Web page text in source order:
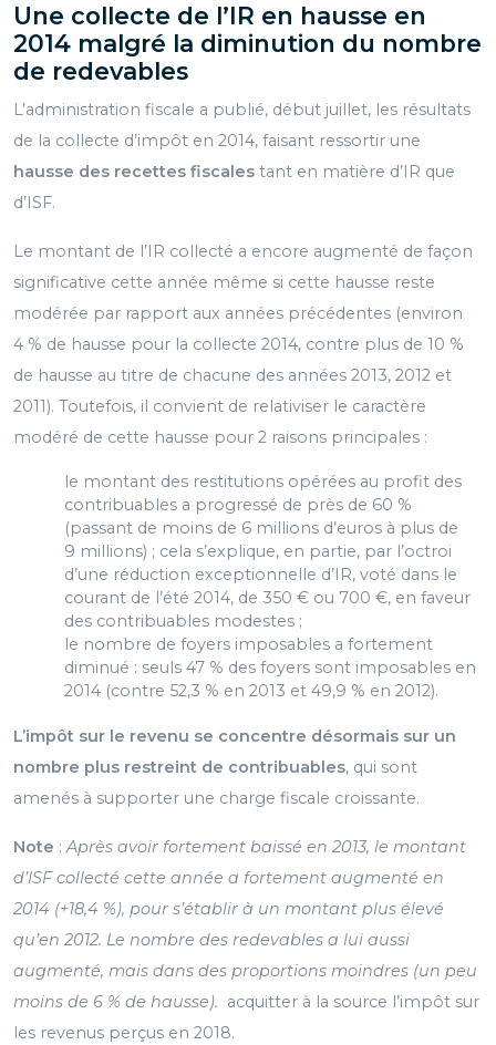
Une collecte de l’IR en hausse en
2014 malgré la diminution du nombre
de redevables
L’administration fiscale a publié, début juillet, les résultats
de la collecte d’impôt en 2014, faisant ressortir une
hausse des recettes fiscales tant en matière d’IR que
d’ISF.
Le montant de l’IR collecté a encore augmenté de façon
significative cette année même si cette hausse reste
modérée par rapport aux années précédentes (environ
4 % de hausse pour la collecte 2014, contre plus de 10 %
de hausse au titre de chacune des années 2013, 2012 et
2011). Toutefois, il convient de relativiser le caractère
modéré de cette hausse pour 2 raisons principales :
le montant des restitutions opérées au profit des
contribuables a progressé de près de 60 %
(passant de moins de 6 millions d’euros à plus de
9 millions) ; cela s’explique, en partie, par l’octroi
d’une réduction exceptionnelle d’IR, voté dans le
courant de l’été 2014, de 350 € ou 700 €, en faveur
des contribuables modestes ;
le nombre de foyers imposables a fortement
diminué : seuls 47 % des foyers sont imposables en
2014 (contre 52,3 % en 2013 et 49,9 % en 2012).
L’impôt sur le revenu se concentre désormais sur un
nombre plus restreint de contribuables, qui sont
amenés à supporter une charge fiscale croissante.
Note :Après avoir fortement baissé en 2013, le montant
d’ISF collecté cette année a fortement augmenté en
2014 (+18,4 %), pour s’établir à un montant plus élevé
qu’en 2012. Le nombre des redevables a lui aussi
augmenté, mais dans des proportions moindres (un peu
moins de 6 % de hausse). acquitter à la source l’impôt sur
les revenus perçus en 2018.